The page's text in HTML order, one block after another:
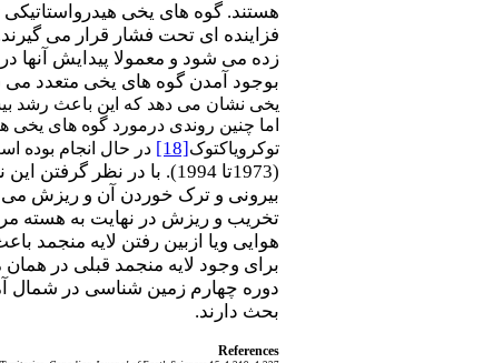
هستند. گوه های یخی
فزاینده ای تحت فشار قرار می
زده می شود و معمولا پیدایش آنها
بوجود آمدن گوه های یخی متعدد می
یخی نشان می دهد که این باعث رشد
اما چنین روندی درمورد گوه های
توکرویاکتوک[18] در حال انجام بوده
(1973تا 1994). با در نظر گرفتن این نرخ رشد، ایبیوک در حدود هزار سال یا بیشتر تخمین زده می شود.
بیرونی و ترک خوردن آن و ریزش
تخریب و ریزش در نهایت به هسته
هوایی ویا ازبین رفتن لایه منجمد
برای وجود لایه منجمد قبلی در
دوره چهارم زمین شناسی در شمال
بحث دارند.
References